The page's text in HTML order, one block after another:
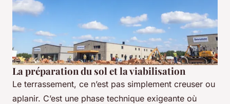
La préparation du sol et la viabilisation
Le terrassement, ce n’est pas simplement creuser ou
aplanir. C’est une phase technique exigeante où